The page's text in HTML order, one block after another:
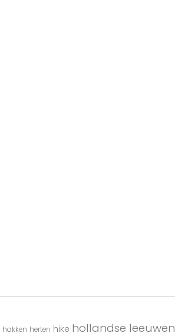
hakken herten hike hollandse leeuwen